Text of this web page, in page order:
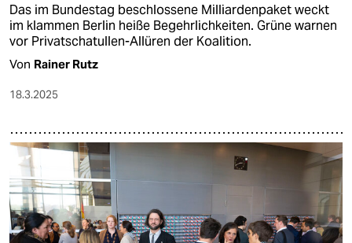
Das im Bundestag beschlossene Milliardenpaket weckt
im klammen Berlin heiße Begehrlichkeiten. Grüne warnen
vor Privatschatullen-Allüren der Koalition.
Von Rainer Rutz
18.3.2025